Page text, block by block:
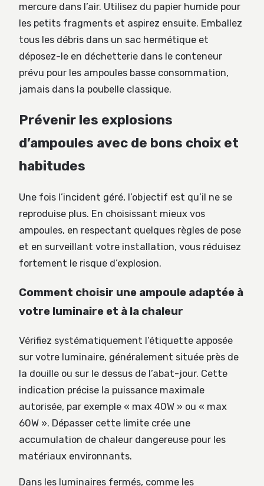
mercure dans l’air. Utilisez du papier humide pour
les petits fragments et aspirez ensuite. Emballez
tous les débris dans un sac hermétique et
déposez-le en déchetterie dans le conteneur
prévu pour les ampoules basse consommation,
jamais dans la poubelle classique.
Prévenir les explosions
d’ampoules avec de bons choix et
habitudes
Une fois l’incident géré, l’objectif est qu’il ne se
reproduise plus. En choisissant mieux vos
ampoules, en respectant quelques règles de pose
et en surveillant votre installation, vous réduisez
fortement le risque d’explosion.
Comment choisir une ampoule adaptée à
votre luminaire et à la chaleur
Vérifiez systématiquement l’étiquette apposée
sur votre luminaire, généralement située près de
la douille ou sur le dessus de l’abat-jour. Cette
indication précise la puissance maximale
autorisée, par exemple « max 40W » ou « max
60W ». Dépasser cette limite crée une
accumulation de chaleur dangereuse pour les
matériaux environnants.
Dans les luminaires fermés, comme les